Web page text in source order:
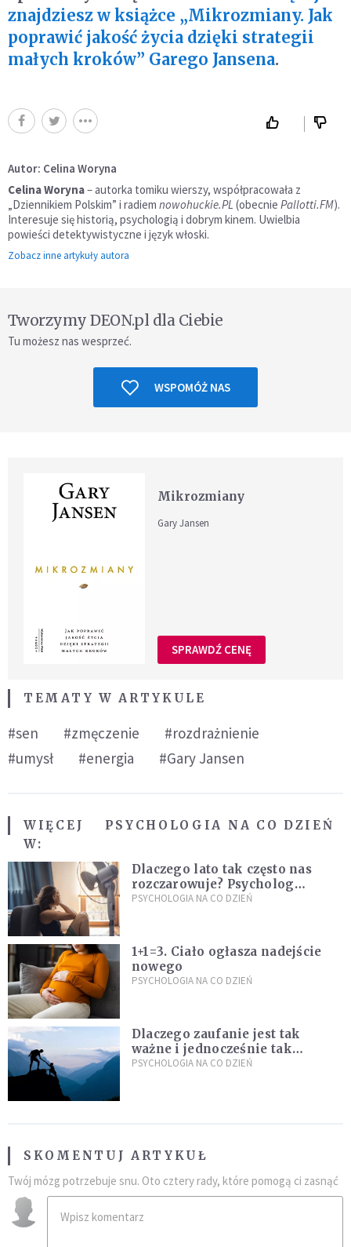
znajdziesz w książce „Mikrozmiany. Jak
poprawić jakość życia dzięki strategii
małych kroków” Garego Jansena.
Autor: Celina Woryna
Celina Woryna– autorka tomiku wierszy, współpracowała z
„Dziennikiem Polskim” i radiem nowohuckie.PL (obecnie Pallotti.FM).
Interesuje się historią, psychologią i dobrym kinem. Uwielbia
powieści detektywistyczne i język włoski.
Zobacz inne artykuły autora
Tworzymy DEON.pl dla Ciebie
Tu możesz nas wesprzeć.
WSPOMÓŻ NAS
Mikrozmiany
Gary Jansen
SPRAWDŹ CENĘ
TEMATY W ARTYKULE
#sen #zmęczenie
#rozdrażnienie
#umysł
#energia #Gary Jansen
WIĘCEJ
W:
PSYCHOLOGIA NA CO DZIEŃ
Dlaczego lato tak często nas
rozczarowuje? Psycholog
wyjaśnia, skąd bierze się presja
PSYCHOLOGIA NA CO DZIEŃ
1+1=3. Ciało ogłasza nadejście
nowego
PSYCHOLOGIA NA CO DZIEŃ
Dlaczego zaufanie jest tak
ważne i jednocześnie tak
trudne?
PSYCHOLOGIA NA CO DZIEŃ
SKOMENTUJ ARTYKUŁ
Twój mózg potrzebuje snu. Oto cztery rady, które pomogą ci zasnąć